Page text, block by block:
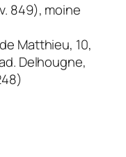
849), moine
Matthieu, 10,
Delhougne,